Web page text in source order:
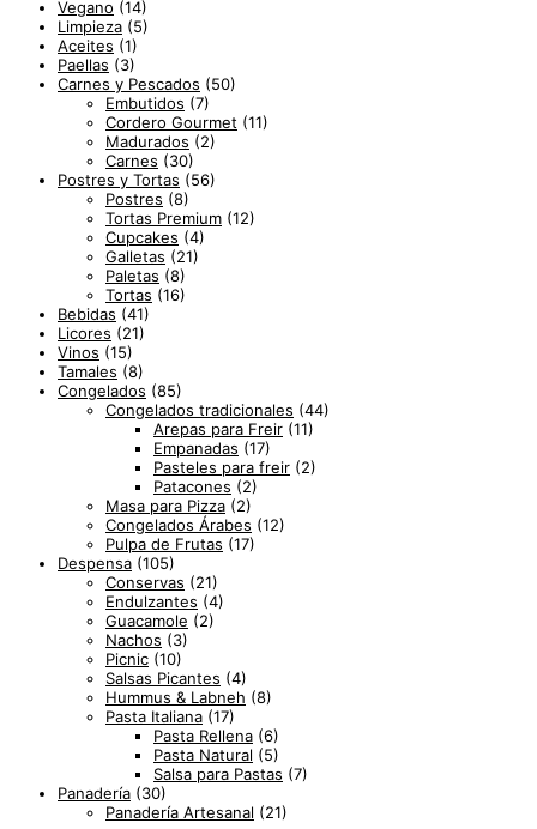
Vegano (14)
Limpieza (5)
Aceites (1)
Paellas (3)
Carnes y Pescados (50)
Embutidos (7)
Cordero Gourmet (11)
Madurados (2)
Carnes (30)
Postres y Tortas (56)
Postres (8)
Tortas Premium (12)
Cupcakes (4)
Galletas (21)
Paletas (8)
Tortas (16)
Bebidas (41)
Licores (21)
Vinos (15)
Tamales (8)
Congelados (85)
Congelados tradicionales (44)
Arepas para Freir (11)
Empanadas (17)
Pasteles para freir (2)
Patacones (2)
Masa para Pizza (2)
Congelados Árabes (12)
Pulpa de Frutas (17)
Despensa (105)
Conservas (21)
Endulzantes (4)
Guacamole (2)
Nachos (3)
Picnic (10)
Salsas Picantes (4)
Hummus & Labneh (8)
Pasta Italiana (17)
Pasta Rellena (6)
Pasta Natural (5)
Salsa para Pastas (7)
Panadería (30)
Panadería Artesanal (21)